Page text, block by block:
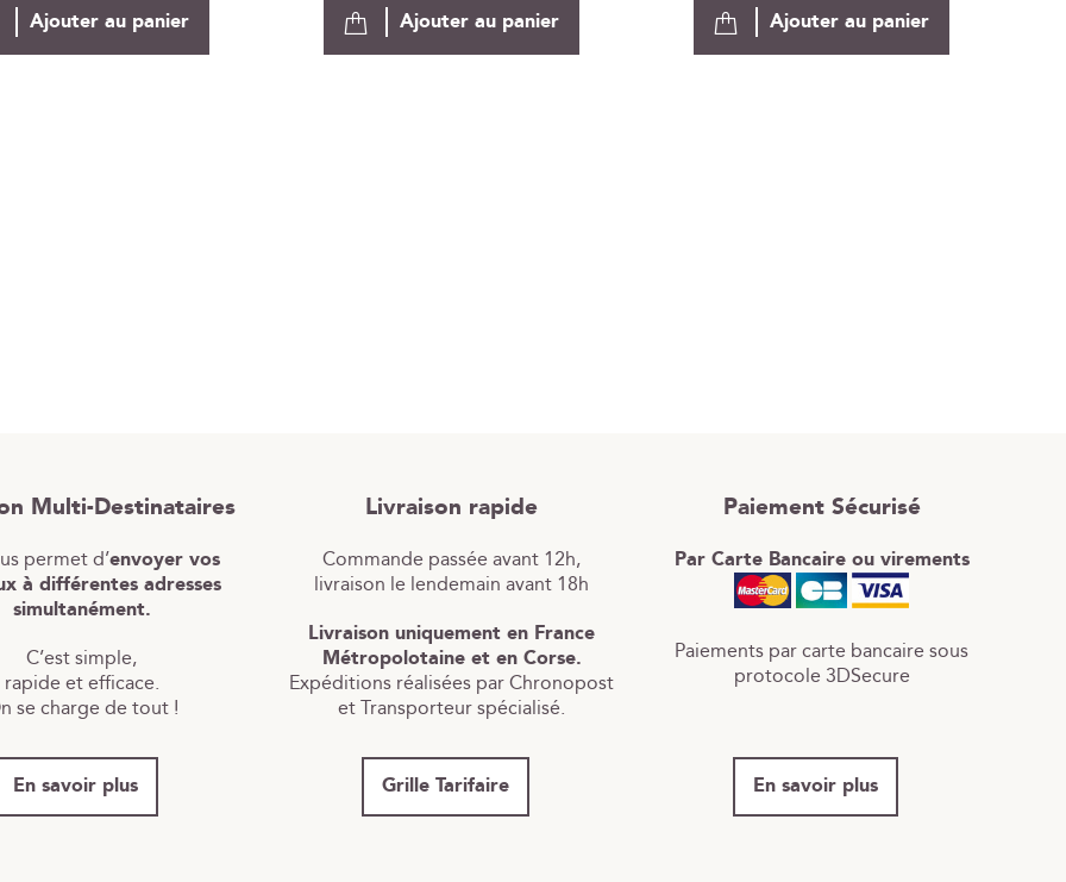
Ajouter au panier Ajouter au panier Ajouter au panier
Multi-Destinataires
permet d’envoyer vos
à différentes adresses
simultanément.
C’est simple,
rapide et efficace.
se charge de tout !
En savoir plus
Livraison rapide
Commande passée avant 12h,
livraison le lendemain avant 18h
Livraison uniquement en France
Métropolotaine et en Corse.
Expéditions réalisées par Chronopost
et Transporteur spécialisé.
Grille Tarifaire
Paiement Sécurisé
Par Carte Bancaire ou virements
Paiements par carte bancaire sous
protocole 3DSecure
En savoir plus